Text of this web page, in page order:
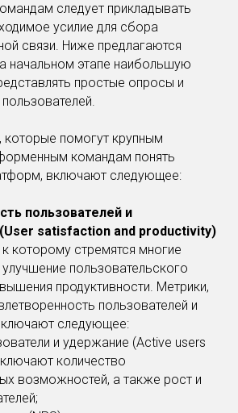
следует прикладывать
усилие для сбора
связи. Ниже предлагаются
начальном этапе наибольшую
простые опросы и
которые помогут крупным
командам понять
включают следующее:
пользователей и
satisfaction and productivity)
которому стремятся многие
пользовательского
продуктивности. Метрики,
пользователей и
следующее:
и удержание (Active users
количество
возможностей, а также рост и